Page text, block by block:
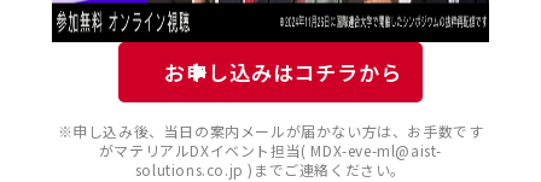
お申し込みはコチラから
※申し込み後、当日の案内メールが届かない方は、お手数です
がマテリアルDXイベント担当( MDX-eve-ml@aist-
solutions.co.jp )までご連絡ください。